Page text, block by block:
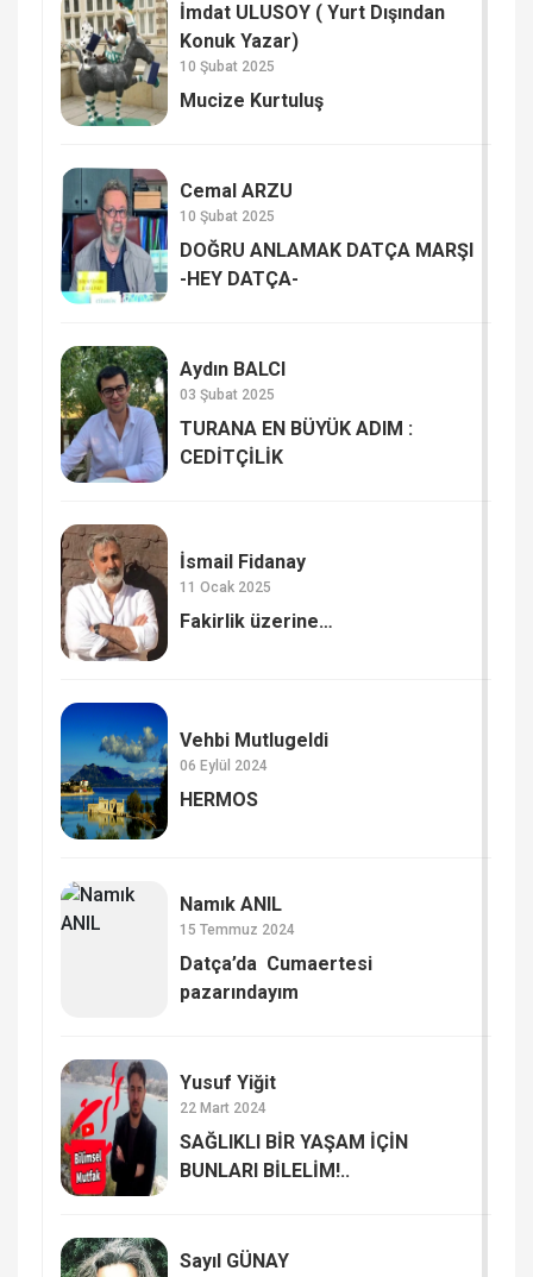
İmdat ULUSOY ( Yurt Dışından
Konuk Yazar)
10 Şubat 2025
Mucize Kurtuluş
Cemal ARZU
10 Şubat 2025
DOĞRU ANLAMAK DATÇA MARŞI
-HEY DATÇA-
Aydın BALCI
03 Şubat 2025
TURANA EN BÜYÜK ADIM :
CEDİTÇİLİK
İsmail Fidanay
11 Ocak 2025
Fakirlik üzerine…
Vehbi Mutlugeldi
06 Eylül 2024
HERMOS​
Namık ANIL
15 Temmuz 2024
Datça’da Cumaertesi
pazarındayım
Yusuf Yiğit
22 Mart 2024
SAĞLIKLI BİR YAŞAM İÇİN
BUNLARI BİLELİM!..
Sayıl GÜNAY